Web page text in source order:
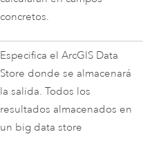
concretos.
Especifica el ArcGIS Data
Store donde se almacenará
la salida. Todos los
resultados almacenados en
un big data store